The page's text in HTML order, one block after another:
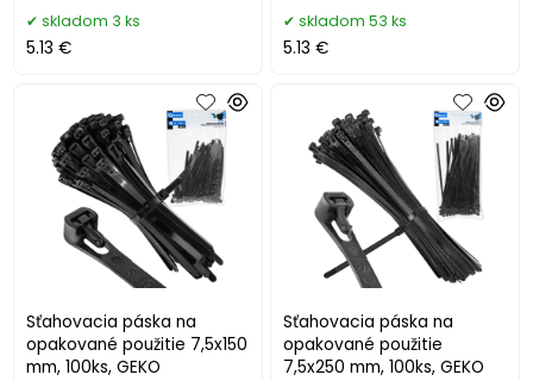
skladom 3 ks
5.13 €
skladom 53 ks
5.13 €
Sťahovacia páska na
opakované použitie 7,5x150
mm, 100ks, GEKO
Sťahovacia páska na
opakované použitie
7,5x250 mm, 100ks, GEKO